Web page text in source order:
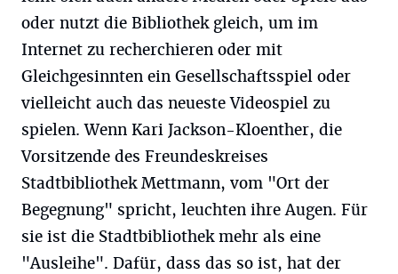
oder nutzt die Bibliothek gleich, um im
Internet zu recherchieren oder mit
Gleichgesinnten ein Gesellschaftsspiel oder
vielleicht auch das neueste Videospiel zu
spielen. Wenn Kari Jackson-Kloenther, die
Vorsitzende des Freundeskreises
Stadtbibliothek Mettmann, vom "Ort der
Begegnung" spricht, leuchten ihre Augen. Für
sie ist die Stadtbibliothek mehr als eine
"Ausleihe". Dafür, dass das so ist, hat der